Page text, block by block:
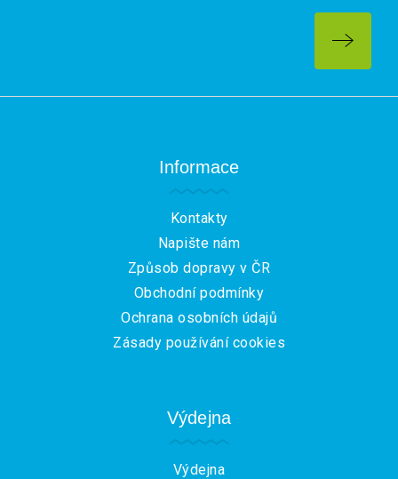
Informace
Kontakty
Napište nám
Způsob dopravy v ČR
Obchodní podmínky
Ochrana osobních údajů
Zásady používání cookies
Výdejna
Výdejna